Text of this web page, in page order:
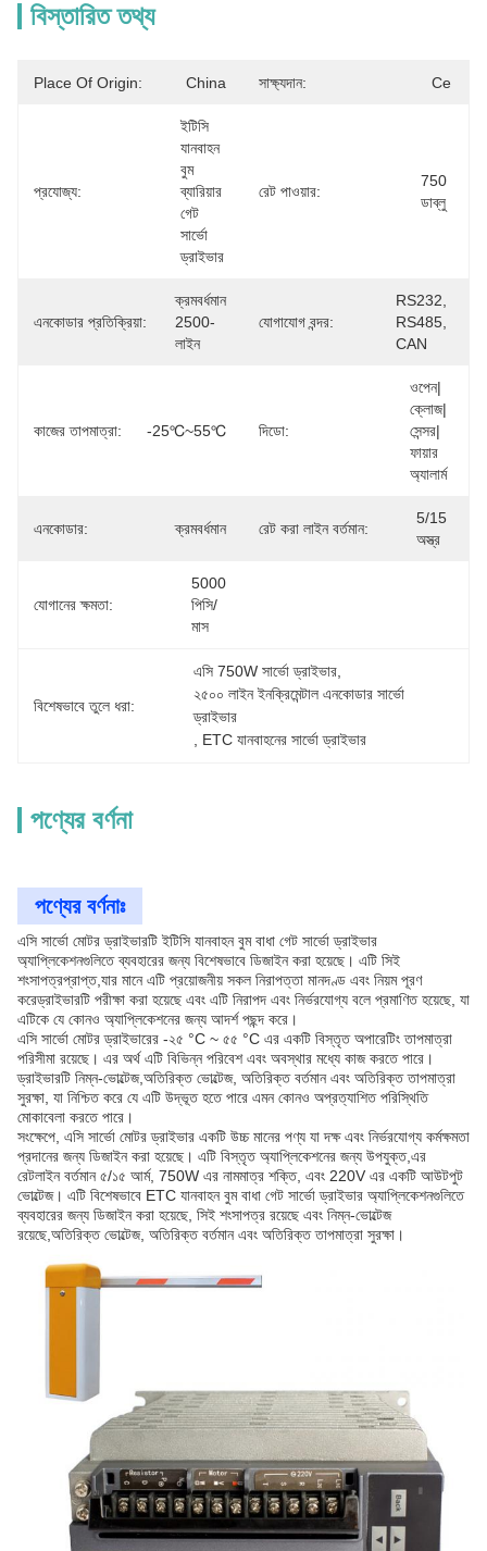
বিস্তারিত তথ্য
Place Of Origin: China সাক্ষ্যদান: Ce
প্রযোজ্য:
ইটিসি
যানবাহন
বুম
ব্যারিয়ার
গেট
সার্ভো
ড্রাইভার
রেট পাওয়ার:
750
ডাব্লু
এনকোডার প্রতিক্রিয়া:
ক্রমবর্ধমান
2500-
লাইন
যোগাযোগ বন্দর:
RS232,
RS485,
CAN
কাজের তাপমাত্রা: -25℃~55℃ দিডো:
ওপেন|
ক্লোজ|
সেন্সর|
ফায়ার
অ্যালার্ম
এনকোডার: ক্রমবর্ধমান রেট করা লাইন বর্তমান:
5/15
অস্ত্র
যোগানের ক্ষমতা:
5000
পিসি/
মাস
বিশেষভাবে তুলে ধরা:
এসি 750W সার্ভো ড্রাইভার
২৫০০ লাইন ইনক্রিমেন্টাল এনকোডার সার্ভো
ড্রাইভার
ETC যানবাহনের সার্ভো ড্রাইভার
পণ্যের বর্ণনা
পণ্যের বর্ণনাঃ
এসি সার্ভো মোটর ড্রাইভারটি ইটিসি যানবাহন বুম বাধা গেট সার্ভো ড্রাইভার
অ্যাপ্লিকেশনগুলিতে ব্যবহারের জন্য বিশেষভাবে ডিজাইন করা হয়েছে। এটি সিই
শংসাপত্রপ্রাপ্ত,যার মানে এটি প্রয়োজনীয় সকল নিরাপত্তা মানদণ্ড এবং নিয়ম পূরণ
করেড্রাইভারটি পরীক্ষা করা হয়েছে এবং এটি নিরাপদ এবং নির্ভরযোগ্য বলে প্রমাণিত হয়েছে, যা
এটিকে যে কোনও অ্যাপ্লিকেশনের জন্য আদর্শ পছন্দ করে।
এসি সার্ভো মোটর ড্রাইভারের -২৫ °C ~ ৫৫ °C এর একটি বিস্তৃত অপারেটিং তাপমাত্রা
পরিসীমা রয়েছে। এর অর্থ এটি বিভিন্ন পরিবেশ এবং অবস্থার মধ্যে কাজ করতে পারে।
ড্রাইভারটি নিম্ন-ভোল্টেজ,অতিরিক্ত ভোল্টেজ, অতিরিক্ত বর্তমান এবং অতিরিক্ত তাপমাত্রা
সুরক্ষা, যা নিশ্চিত করে যে এটি উদ্ভূত হতে পারে এমন কোনও অপ্রত্যাশিত পরিস্থিতি
মোকাবেলা করতে পারে।
সংক্ষেপে, এসি সার্ভো মোটর ড্রাইভার একটি উচ্চ মানের পণ্য যা দক্ষ এবং নির্ভরযোগ্য কর্মক্ষমতা
প্রদানের জন্য ডিজাইন করা হয়েছে। এটি বিস্তৃত অ্যাপ্লিকেশনের জন্য উপযুক্ত,এর
রেটলাইন বর্তমান ৫/১৫ আর্ম, 750W এর নামমাত্র শক্তি, এবং 220V এর একটি আউটপুট
ভোল্টেজ। এটি বিশেষভাবে ETC যানবাহন বুম বাধা গেট সার্ভো ড্রাইভার অ্যাপ্লিকেশনগুলিতে
ব্যবহারের জন্য ডিজাইন করা হয়েছে, সিই শংসাপত্র রয়েছে এবং নিম্ন-ভোল্টেজ
রয়েছে,অতিরিক্ত ভোল্টেজ, অতিরিক্ত বর্তমান এবং অতিরিক্ত তাপমাত্রা সুরক্ষা।